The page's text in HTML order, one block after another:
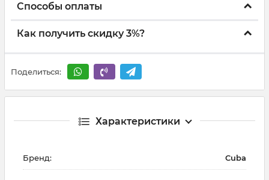
Способы оплаты
Как получить скидку 3%?
Поделиться:
Характеристики
Бренд: Cuba